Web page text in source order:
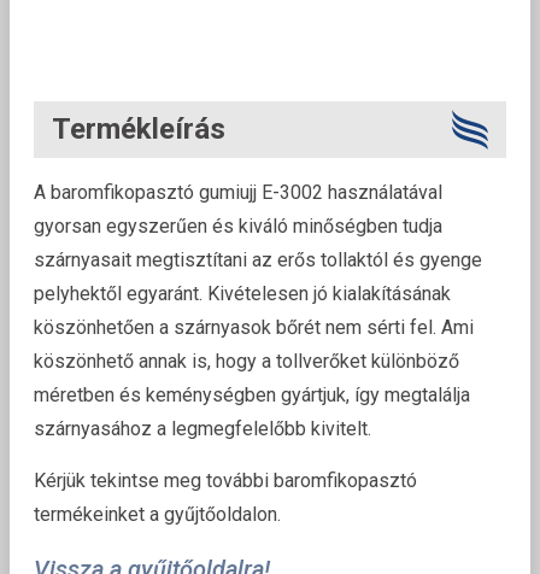
Termékleírás
A baromfikopasztó gumiujj E-3002 használatával
gyorsan egyszerűen és kiváló minőségben tudja
szárnyasait megtisztítani az erős tollaktól és gyenge
pelyhektől egyaránt. Kivételesen jó kialakításának
köszönhetően a szárnyasok bőrét nem sérti fel. Ami
köszönhető annak is, hogy a tollverőket különböző
méretben és keménységben gyártjuk, így megtalálja
szárnyasához a legmegfelelőbb kivitelt.
Kérjük tekintse meg további baromfikopasztó
termékeinket a gyűjtőoldalon.